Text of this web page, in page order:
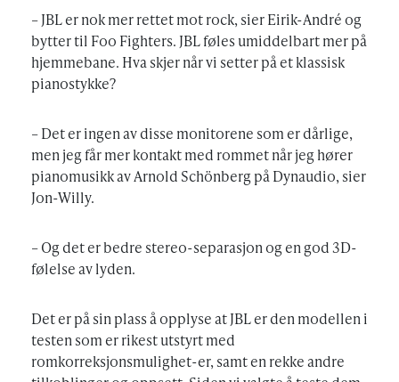
– JBL er nok mer rettet mot rock, sier Eirik-André og
bytter til Foo Fighters. JBL føles umiddelbart mer på
hjemmebane. Hva skjer når vi setter på et klassisk
pianostykke?
– Det er ingen av disse monitorene som er dårlige,
men jeg får mer kontakt med rommet når jeg hører
pianomusikk av Arnold Schönberg på Dynaudio, sier
Jon-Willy.
– Og det er bedre stereo-separasjon og en god 3D-
følelse av lyden.
Det er på sin plass å opplyse at JBL er den modellen i
testen som er rikest utstyrt med
romkorreksjonsmulighet-er, samt en rekke andre